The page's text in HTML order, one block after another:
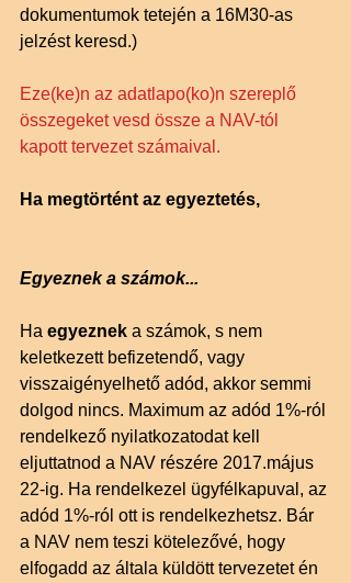
dokumentumok tetején a 16M30-as
jelzést keresd.)
Eze(ke)n az adatlapo(ko)n szereplő
összegeket vesd össze a NAV-tól
kapott tervezet számaival.
Ha megtörtént az egyeztetés,
Egyeznek a számok...
Ha egyeznek a számok, s nem
keletkezett befizetendő, vagy
visszaigényelhető adód, akkor semmi
dolgod nincs. Maximum az adód 1%-ról
rendelkező nyilatkozatodat kell
eljuttatnod a NAV részére 2017.május
22-ig. Ha rendelkezel ügyfélkapuval, az
adód 1%-ról ott is rendelkezhetsz. Bár
a NAV nem teszi kötelezővé, hogy
elfogadd az általa küldött tervezetet én